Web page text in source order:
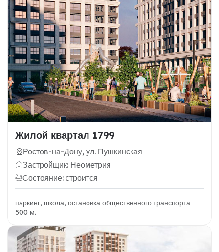
Жилой квартал 1799
Ростов-на-Дону, ул. Пушкинская
Застройщик: Неометрия
Состояние: строится
паркинг, школа, остановка общественного транспорта
500 м.